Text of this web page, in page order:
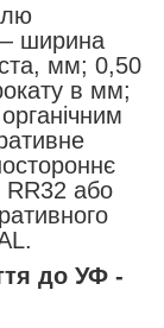
ширина
мм; 0,50
в мм;
RR32 або
до УФ -